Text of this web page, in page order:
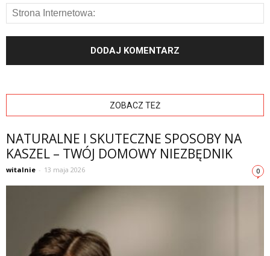
ZOBACZ TEŻ
NATURALNE I SKUTECZNE SPOSOBY NA
KASZEL – TWÓJ DOMOWY NIEZBĘDNIK
witalnie - 13 maja 2026 0